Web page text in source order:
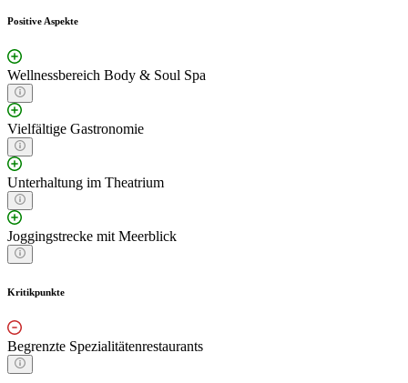
Positive Aspekte
Wellnessbereich Body & Soul Spa
Vielfältige Gastronomie
Unterhaltung im Theatrium
Joggingstrecke mit Meerblick
Kritikpunkte
Begrenzte Spezialitätenrestaurants